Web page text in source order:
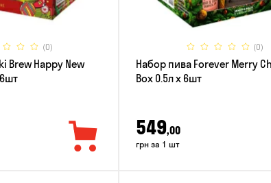
(0)
Brew Happy New
(0)
Набор пива Forever Merry
Box 0.5л x 6шт
549,00
грн за 1 шт